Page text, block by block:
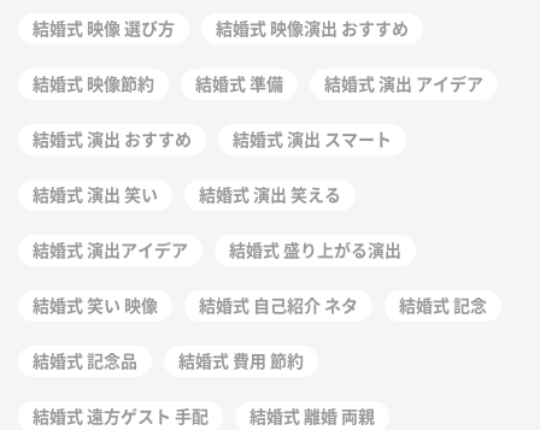
結婚式 映像 選び方 結婚式 映像演出 おすすめ
結婚式 映像節約 結婚式 準備 結婚式 演出 アイデア
結婚式 演出 おすすめ 結婚式 演出 スマート
結婚式 演出 笑い 結婚式 演出 笑える
結婚式 演出アイデア 結婚式 盛り上がる演出
結婚式 笑い 映像 結婚式 自己紹介 ネタ 結婚式 記念
結婚式 記念品 結婚式 費用 節約
結婚式 遠方ゲスト 手配 結婚式 離婚 両親